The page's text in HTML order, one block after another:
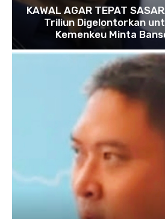
KAWAL AGAR TEPAT
Triliun Digelontorkan
Kemenkeu Minta